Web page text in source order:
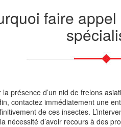
faire
présence d’un nid de frelons
contactez immédiatement une
de ces insectes.
nécessité d’avoir recours à des